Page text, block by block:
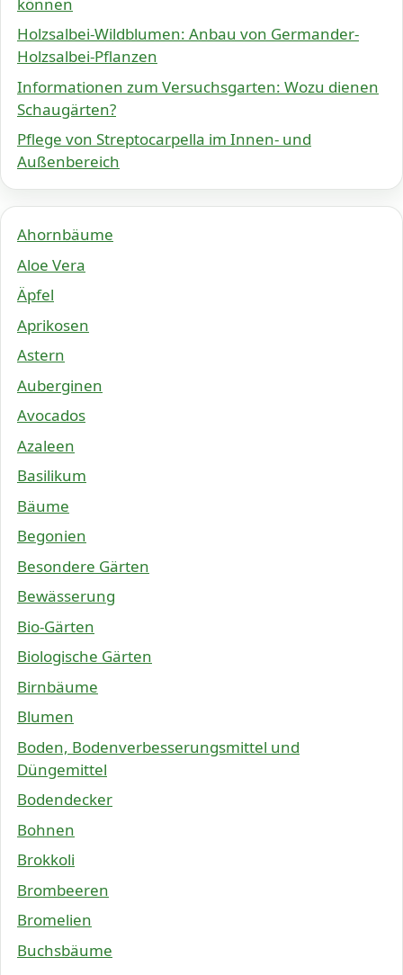
Holzsalbei-Wildblumen: Anbau von Germander-
Holzsalbei-Pflanzen
Informationen zum Versuchsgarten: Wozu dienen
Schaugärten?
Pflege von Streptocarpella im Innen- und
Außenbereich
Ahornbäume
Aloe Vera
Äpfel
Aprikosen
Astern
Auberginen
Avocados
Azaleen
Basilikum
Bäume
Begonien
Besondere Gärten
Bewässerung
Bio-Gärten
Biologische Gärten
Birnbäume
Blumen
Boden, Bodenverbesserungsmittel und
Düngemittel
Bodendecker
Bohnen
Brokkoli
Brombeeren
Bromelien
Buchsbäume